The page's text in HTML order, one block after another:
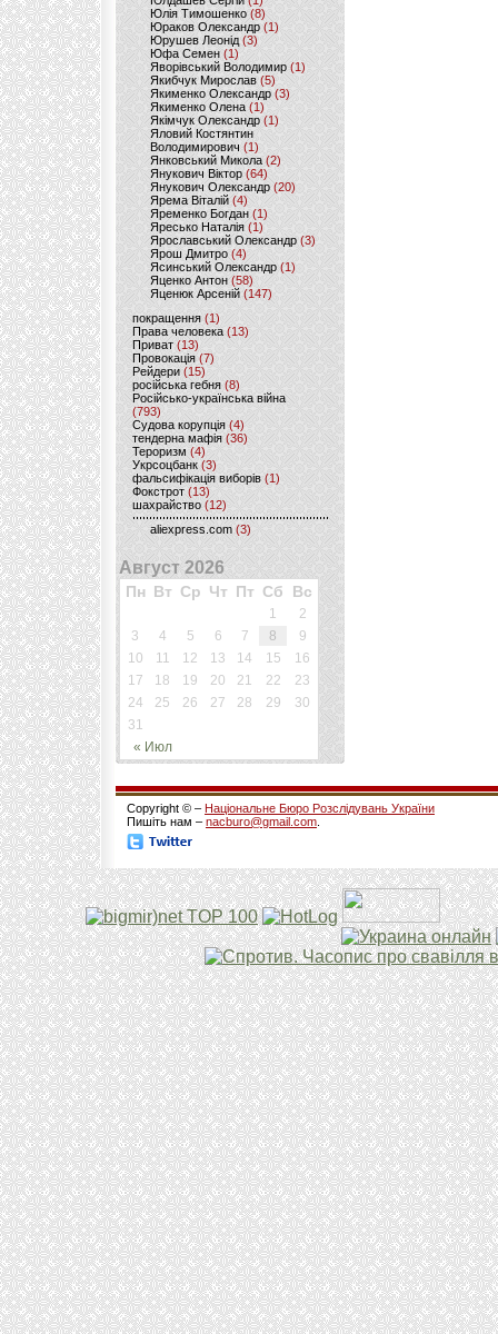
Юлія Тимошенко (8)
Юраков Олександр (1)
Юрушев Леонід (3)
Юфа Семен (1)
Яворівський Володимир (1)
Якибчук Мирослав (5)
Якименко Олександр (3)
Якименко Олена(1)
Якімчук Олександр (1)
Яловий Костянтин
Володимирович (1)
Янковський Микола(2)
Янукович Віктор (64)
Янукович Олександр(20)
Ярема Віталій(4)
Яременко Богдан(1)
Яресько Наталія(1)
Ярославський Олександр (3)
Ярош Дмитро (4)
Ясинський Олександр (1)
Яценко Антон(58)
Яценюк Арсеній (147)
покращення (1)
Права человека(13)
Приват (13)
Провокація (7)
Рейдери (15)
російська гебня (8)
Російсько-українська війна
(793)
Судова корупція (4)
тендерна мафія (36)
Тероризм (4)
Укрсоцбанк (3)
фальсифікація виборів (1)
Фокстрот(13)
шахрайство (12)
aliexpress.com (3)
Август 2026
Пн Вт Ср Чт Пт Сб Вс
« Июл
1
2
3
4 5 6 7 8
9
10
11 12 13 14 15
16
17
18 19 20 21 22
23
24
25 26 27 28 29
30
31
Copyright © – Національне Бюро Розслідувань України
Пишіть нам – nacburo@gmail.com